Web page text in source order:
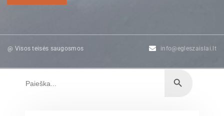
@ Visos teisės saugosmos info@egleszaislai.lt